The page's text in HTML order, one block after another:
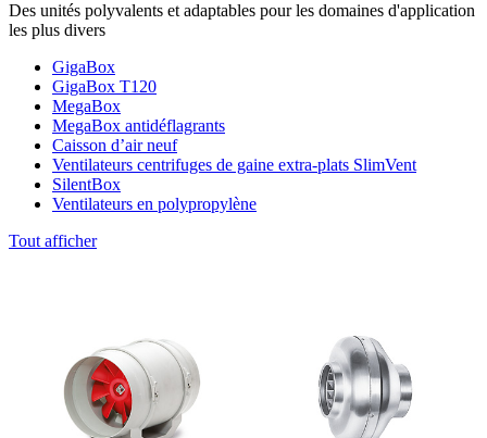
Des unités polyvalents et adaptables pour les domaines d'application
les plus divers
GigaBox
GigaBox T120
MegaBox
MegaBox antidéflagrants
Caisson d’air neuf
Ventilateurs centrifuges de gaine extra-plats SlimVent
SilentBox
Ventilateurs en polypropylène
Tout afficher